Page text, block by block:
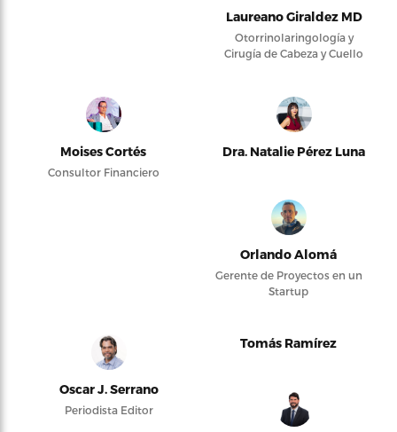
Laureano Giraldez MD
Otorrinolaringología y
Cirugía de Cabeza y Cuello
Moises Cortés
Consultor Financiero
Dra. Natalie Pérez Luna
Orlando Alomá
Gerente de Proyectos en un
Startup
Oscar J. Serrano
Periodista Editor
Tomás Ramírez